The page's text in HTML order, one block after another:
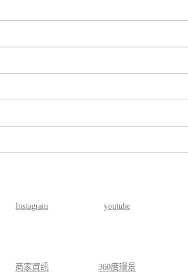
Instagram youtube
商家資訊 360度環景